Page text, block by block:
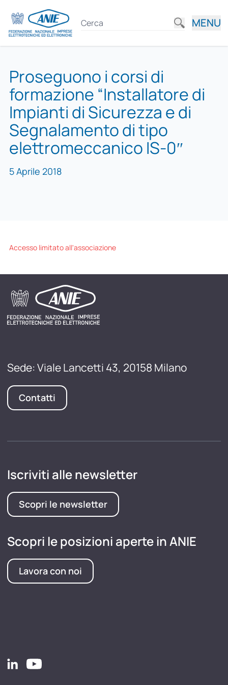
MENU
Proseguono i corsi di
formazione “Installatore di
Impianti di Sicurezza e di
Segnalamento di tipo
elettromeccanico IS-0″
5 Aprile 2018
Accesso limitato all'associazione
Sede: Viale Lancetti 43, 20158 Milano
Contatti
Iscriviti alle newsletter
Scopri le newsletter
Scopri le posizioni aperte in ANIE
Lavora con noi